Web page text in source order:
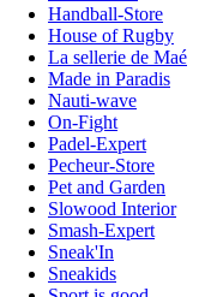
Handball-Store
House of Rugby
La sellerie de Maé
Made in Paradis
Nauti-wave
On-Fight
Padel-Expert
Pecheur-Store
Pet and Garden
Slowood Interior
Smash-Expert
Sneak'In
Sneakids